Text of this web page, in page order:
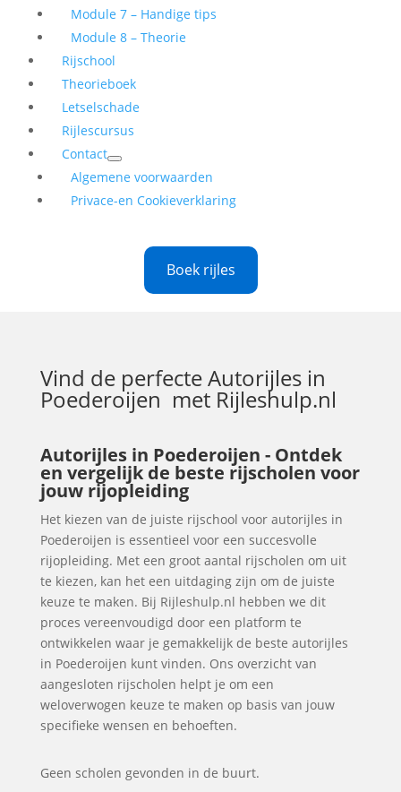
Module 7 – Handige tips
Module 8 – Theorie
Rijschool
Theorieboek
Letselschade
Rijlescursus
Contact
Algemene voorwaarden
Privace-en Cookieverklaring
Boek rijles
Vind de perfecteAutorijles in
Poederoijen met Rijleshulp.nl
Autorijles in Poederoijen - Ontdek
en vergelijk de beste rijscholen voor
jouw rijopleiding
Het kiezen van de juiste rijschool voor autorijles in
Poederoijen is essentieel voor een succesvolle
rijopleiding. Met een groot aantal rijscholen om uit
te kiezen, kan het een uitdaging zijn om de juiste
keuze te maken. Bij Rijleshulp.nl hebben we dit
proces vereenvoudigd door een platform te
ontwikkelen waar je gemakkelijk de beste autorijles
in Poederoijen kunt vinden. Ons overzicht van
aangesloten rijscholen helpt je om een
weloverwogen keuze te maken op basis van jouw
specifieke wensen en behoeften.
Geen scholen gevonden in de buurt.